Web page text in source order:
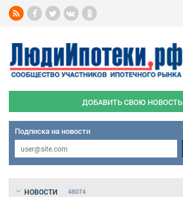
ДОБАВИТЬ СВОЮ НОВОСТЬ
Подписка на новости
НОВОСТИ 48074